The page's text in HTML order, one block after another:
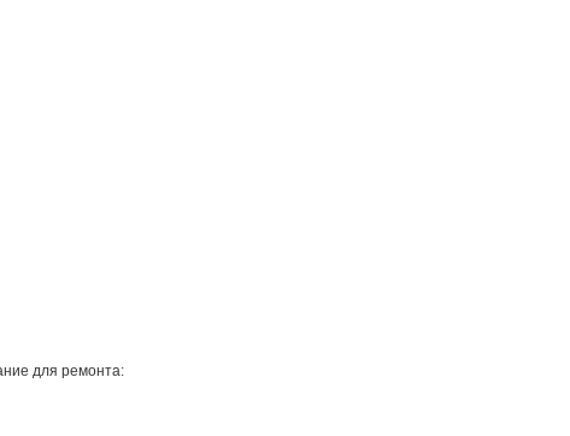
для ремонта: